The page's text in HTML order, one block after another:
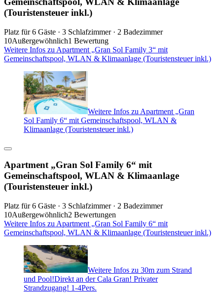
(Touristensteuer inkl.)
Platz für 6 Gäste · 3 Schlafzimmer · 2 Badezimmer
10Außergewöhnlich1 Bewertung
Weitere Infos zu Apartment „Gran Sol Family 3“ mit
Gemeinschaftspool, WLAN & Klimaanlage (Touristensteuer inkl.)
Weitere Infos zu Apartment „Gran
Sol Family 6“ mit Gemeinschaftspool, WLAN &
Klimaanlage (Touristensteuer inkl.)
Apartment „Gran Sol Family 6“ mit
Gemeinschaftspool, WLAN & Klimaanlage
(Touristensteuer inkl.)
Platz für 6 Gäste · 3 Schlafzimmer · 2 Badezimmer
10Außergewöhnlich2 Bewertungen
Weitere Infos zu Apartment „Gran Sol Family 6“ mit
Gemeinschaftspool, WLAN & Klimaanlage (Touristensteuer inkl.)
Weitere Infos zu 30m zum Strand
und Pool!Direkt an der Cala Gran! Privater
Strandzugang! 1-4Pers.